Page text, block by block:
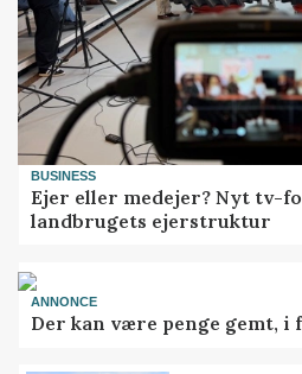
BUSINESS
Ejer eller medejer? Nyt tv-
landbrugets ejerstruktur
ANNONCE
Der kan være penge gemt,